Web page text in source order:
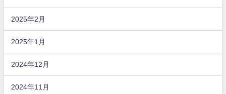
2025年2月
2025年1月
2024年12月
2024年11月